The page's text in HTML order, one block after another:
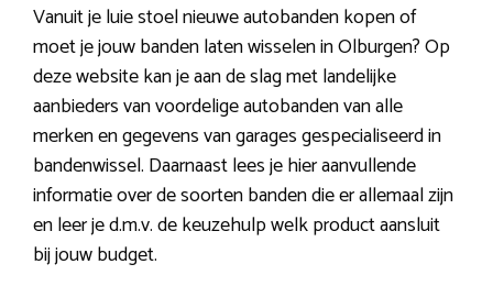
Vanuit je luie stoel nieuwe autobanden kopen of
moet je jouw banden laten wisselen in Olburgen? Op
deze website kan je aan de slag met landelijke
aanbieders van voordelige autobanden van alle
merken en gegevens van garages gespecialiseerd in
bandenwissel. Daarnaast lees je hier aanvullende
informatie over de soorten banden die er allemaal zijn
en leer je d.m.v. de keuzehulp welk product aansluit
bij jouw budget.